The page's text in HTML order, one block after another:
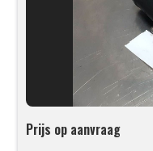
Prijs op aanvraag